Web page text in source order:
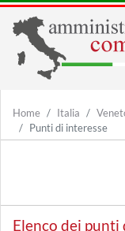
Home Italia
Punti di interesse
Elenco dei punti